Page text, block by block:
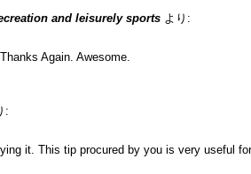
and leisurely sports より:
Again. Awesome.
:
it. This tip procured by you is very useful